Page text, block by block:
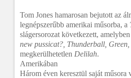
Tom Jones hamarosan bejutott az
legnépszerűbb amerikai műsorba, a
slágersorozat következett,
new pussicat?, Thunderball,
megkerülhetetlen Delilah.
Amerikában
Három éven keresztül saját műsora